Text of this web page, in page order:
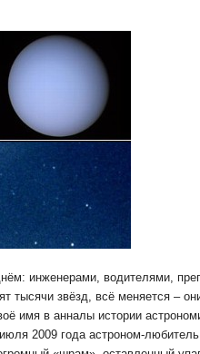
инженерами, водителями,
тысячи звёзд, всё меняется –
имя в анналы истории
2009 года астроном-